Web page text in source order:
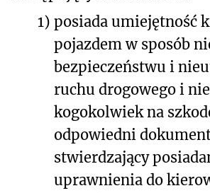
1) posiada umiejętność
pojazdem w sposób
bezpieczeństwu i
ruchu drogowego i
kogokolwiek na
odpowiedni
stwierdzający
uprawnienia do